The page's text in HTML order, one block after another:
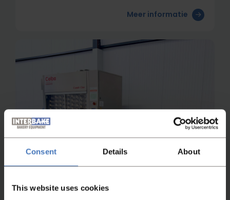
Consent Details About
This website uses cookies
Meer informatie